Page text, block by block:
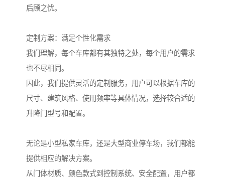
后顾之忧。
定制方案：满足个性化需求
我们理解，每个车库都有其独特之处，每个用户的需求
也不尽相同。
因此，我们提供灵活的定制服务，用户可以根据车库的
尺寸、建筑风格、使用频率等具体情况，选择较合适的
升降门型号和配置。
无论是小型私家车库，还是大型商业停车场，我们都能
提供相应的解决方案。
从门体材质、颜色款式到控制系统、安全配置，用户都